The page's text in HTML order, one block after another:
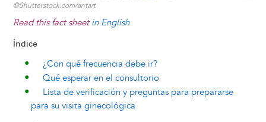
©Shutterstock.com/antart
Read this fact sheetin English
Índice
¿Con qué frecuencia debe ir?
Qué esperar en el consultorio
Lista de verificación y preguntas para prepararse
para su visita ginecológica